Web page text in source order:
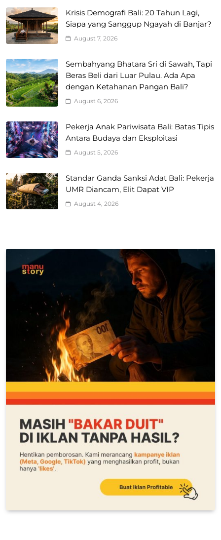
Krisis Demografi Bali: 20 Tahun Lagi,
Siapa yang Sanggup Ngayah di Banjar?
August 7, 2026
Sembahyang Bhatara Sri di Sawah, Tapi
Beras Beli dari Luar Pulau. Ada Apa
dengan Ketahanan Pangan Bali?
August 6, 2026
Pekerja Anak Pariwisata Bali: Batas Tipis
Antara Budaya dan Eksploitasi
August 5, 2026
Standar Ganda Sanksi Adat Bali: Pekerja
UMR Diancam, Elit Dapat VIP
August 4, 2026